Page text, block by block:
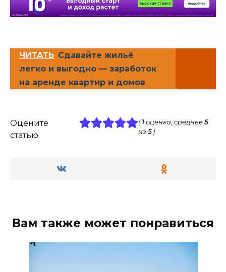
ЧИТАТЬ Сдавайте жильё
легко и выгодно — заработок
на аренде квартир и домов
Оцените
статью
( 1оценка, среднее 5
из 5)
Вам также может понравиться